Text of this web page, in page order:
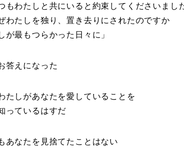
もわたしと共にいると約束してくださいまし
わたしを独り、置き去りにされたのですか
が最もつらかった日々に」
答えになった
たしがあなたを愛していることを
っているはすだ
あなたを見捨てたことはない